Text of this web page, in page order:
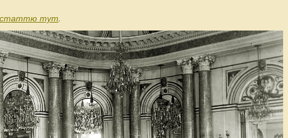
статтю тут.